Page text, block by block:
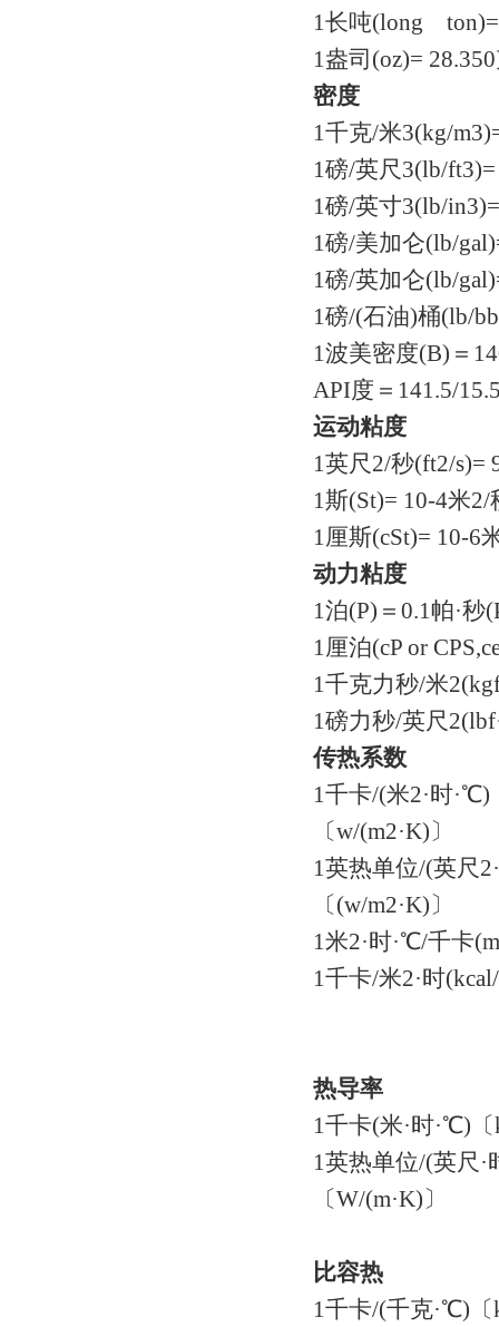
1长吨(long
1盎司(oz)=
密度
1千克/米3(kg/
1磅/英尺3(lb/
1磅/英寸3(lb/
1磅/美加仑(lb/
1磅/英加仑(lb/
1磅/(石油)桶(lb/
1波美密度(B)＝
API度＝141.5/
运动粘度
1英尺2/秒(ft2/
1斯(St)= 10-4米
1厘斯(cSt)= 10-
动力粘度
1泊(P)＝0.1帕·
1厘泊(cP or
1千克力秒/米
1磅力秒/英尺
传热系数
1千卡/(米2·时·℃)
〔w/(m2·K)〕
1英热单位/(英尺
〔(w/m2·K)〕
1米2·时·℃/千卡
1千卡/米2·时
热导率
1千卡(米·时·℃)
1英热单位/(英尺·
〔W/(m·K)〕
比容热
1千卡/(千克·℃)〔